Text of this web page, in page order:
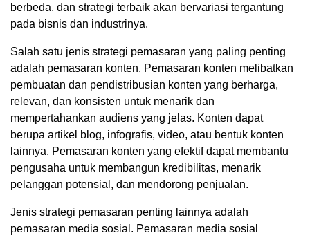
berbeda, dan strategi terbaik akan bervariasi tergantung
pada bisnis dan industrinya.
Salah satu jenis strategi pemasaran yang paling penting
adalah pemasaran konten. Pemasaran konten melibatkan
pembuatan dan pendistribusian konten yang berharga,
relevan, dan konsisten untuk menarik dan
mempertahankan audiens yang jelas. Konten dapat
berupa artikel blog, infografis, video, atau bentuk konten
lainnya. Pemasaran konten yang efektif dapat membantu
pengusaha untuk membangun kredibilitas, menarik
pelanggan potensial, dan mendorong penjualan.
Jenis strategi pemasaran penting lainnya adalah
pemasaran media sosial. Pemasaran media sosial